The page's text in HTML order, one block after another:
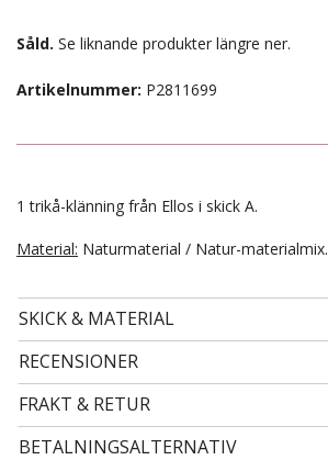
Såld. Se liknande produkter längre ner.
Artikelnummer: P2811699
1 trikå-klänning från Ellos i skick A.
Material: Naturmaterial / Natur-materialmix.
SKICK & MATERIAL
RECENSIONER
FRAKT & RETUR
BETALNINGSALTERNATIV